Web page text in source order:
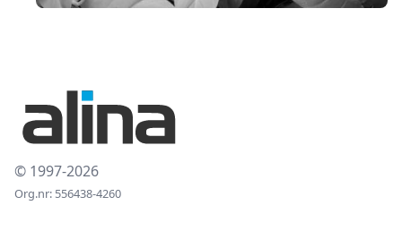
© 1997-2026
Org.nr: 556438-4260